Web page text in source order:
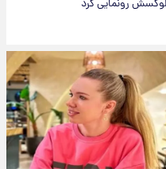
لوکسش رونمایی کرد